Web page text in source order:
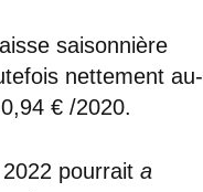
saisonnière
nettement au-
€ /2020.
pourrait a